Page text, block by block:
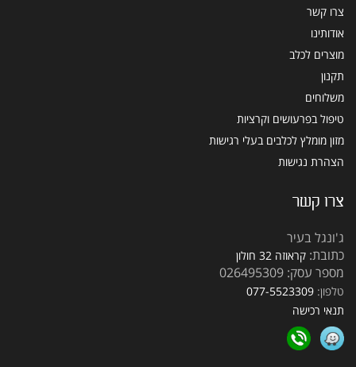
צרו קשר
אודותינו
מוצרים לכלב
תקנון
משלוחים
טיפול בפרעושים וקרציות
מזון מומלץ לכלבים בעלי רגישות
הצהרת נגישות
צרו קשר
ג'ונגל בעיר
כתובת: קראוזה 32 חולון
מספר עסק: 026495309
טלפון: 077-5523309
תנאי רכישה